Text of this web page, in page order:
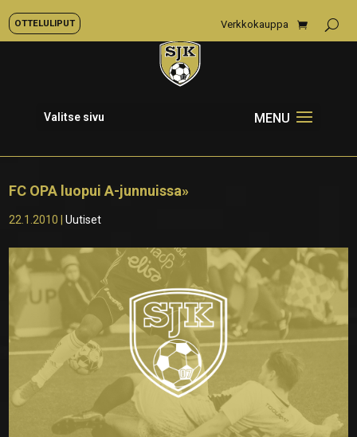
OTTELULIPUT Verkkokauppa
Valitse sivu
FC OPA luopui A-junnuissa»
22.1.2010 |Uutiset